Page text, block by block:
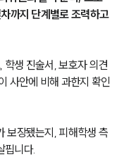
까지 단계별로 조력하고
학생 진술서, 보호자 의견
사안에 비해 과한지 확인
보장됐는지, 피해학생 측
핍니다.